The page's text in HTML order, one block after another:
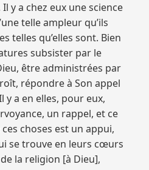
y a chez eux une science
telle ampleur qu’ils
telles qu’elles sont. Bien
subsister par le
être administrées par
répondre à Son appel
y a en elles, pour eux,
un rappel, et ce
choses est un appui,
se trouve en leurs cœurs
la religion [à Dieu],